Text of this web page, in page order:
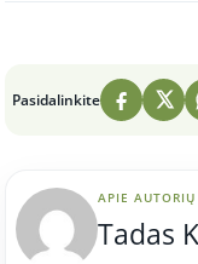
Pasidalinkite
APIE AUTORIŲ
Tadas